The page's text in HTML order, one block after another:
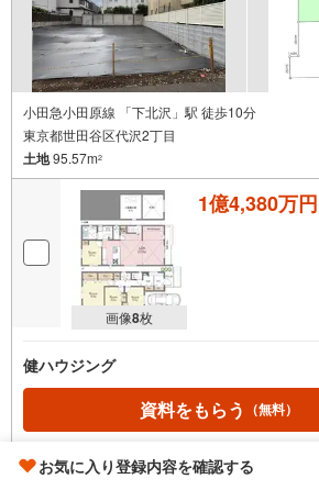
小田急小田原線 「下北沢」駅 徒歩10分
東京都世田谷区代沢2丁目
土地95.57m2
画像8枚
1億4,380万円
健ハウジング
資料をもらう （無料）
電話する（通話料無料）
お気に入り登録内容を確認する